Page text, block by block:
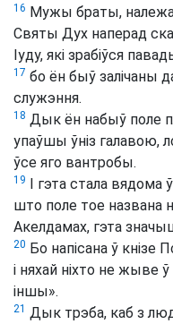
16 Мужы браты,
Святы Дух наперад
Іуду, які зрабіўся
17 бо ён быў залічаны
служэння.
18 Дык ён набыў поле
упаўшы ўніз галавою,
ўсе яго вантробы.
19 І гэта стала вядома
што поле тое названа
Акелдамах, гэта
20 Бо напісана ў кнізе
і няхай ніхто не жыве
іншы».
21 Дык трэба, каб з